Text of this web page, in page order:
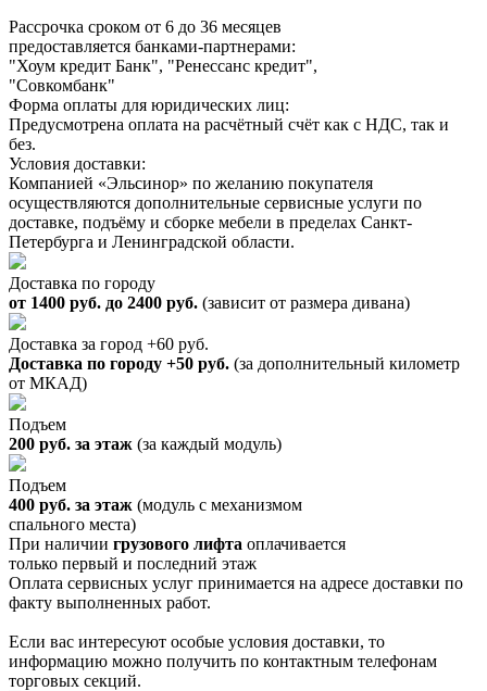
Рассрочка сроком от 6 до 36 месяцев
предоставляется банками-партнерами:
"Хоум кредит Банк", "Ренессанс кредит",
"Совкомбанк"
Форма оплаты для юридических лиц:
Предусмотрена оплата на расчётный счёт как с НДС, так и
без.
Условия доставки:
Компанией «Эльсинор» по желанию покупателя
осуществляются дополнительные сервисные услуги по
доставке, подъёму и сборке мебели в пределах Санкт-
Петербурга и Ленинградской области.
Доставка по городу
от 1400 руб. до 2400 руб. (зависит от размера дивана)
Доставка за город +60 руб.
Доставка по городу +50 руб. (за дополнительный километр
от МКАД)
Подъем
200 руб. за этаж (за каждый модуль)
Подъем
400 руб. за этаж (модуль с механизмом
спального места)
При наличии грузового лифта оплачивается
только первый и последний этаж
Оплата сервисных услуг принимается на адресе доставки по
факту выполненных работ.
Если вас интересуют особые условия доставки, то
информацию можно получить по контактным телефонам
торговых секций.